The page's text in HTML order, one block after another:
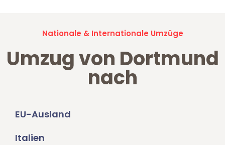
Nationale & Internationale Umzüge
Umzug von Dortmund
nach
EU-Ausland
Italien